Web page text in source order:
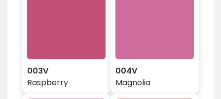
003V
Raspberry
004V
Magnolia